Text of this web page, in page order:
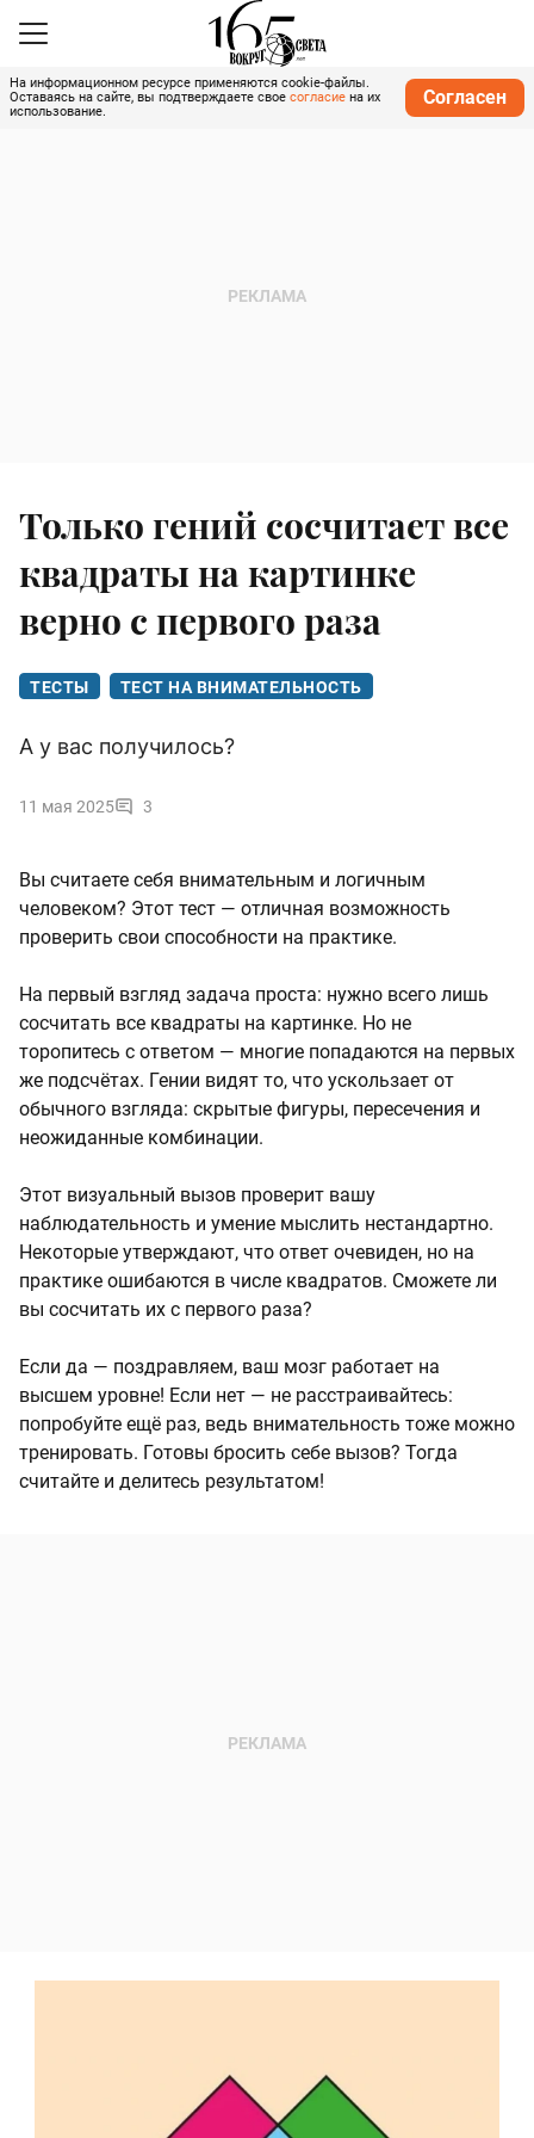
На информационном ресурсе применяются cookie-файлы.
Оставаясь на сайте, вы подтверждаете свое согласие на их
использование.
Согласен
Только гений сосчитает все
квадраты на картинке
верно с первого раза
ТЕСТЫ ТЕСТ НА ВНИМАТЕЛЬНОСТЬ
А у вас получилось?
11 мая 2025 3
Вы считаете себя внимательным и логичным
человеком? Этот тест — отличная возможность
проверить свои способности на практике.
На первый взгляд задача проста: нужно всего лишь
сосчитать все квадраты на картинке. Но не
торопитесь с ответом — многие попадаются на первых
же подсчётах. Гении видят то, что ускользает от
обычного взгляда: скрытые фигуры, пересечения и
неожиданные комбинации.
Этот визуальный вызов проверит вашу
наблюдательность и умение мыслить нестандартно.
Некоторые утверждают, что ответ очевиден, но на
практике ошибаются в числе квадратов. Сможете ли
вы сосчитать их с первого раза?
Если да — поздравляем, ваш мозг работает на
высшем уровне! Если нет — не расстраивайтесь:
попробуйте ещё раз, ведь внимательность тоже можно
тренировать. Готовы бросить себе вызов? Тогда
считайте и делитесь результатом!